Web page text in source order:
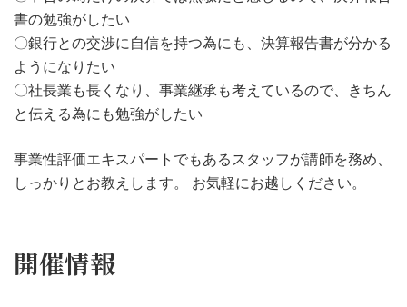
書の勉強がしたい
〇銀行との交渉に自信を持つ為にも、決算報告書が分かる
ようになりたい
〇社長業も長くなり、事業継承も考えているので、きちん
と伝える為にも勉強がしたい
事業性評価エキスパートでもあるスタッフが講師を務め、
しっかりとお教えします。 お気軽にお越しください。
開催情報